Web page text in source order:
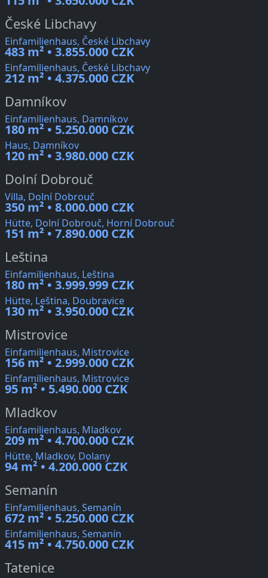
České Libchavy
Einfamilienhaus, České Libchavy
483 m² • 3.855.000 CZK
Einfamilienhaus, České Libchavy
212 m² • 4.375.000 CZK
Damníkov
Einfamilienhaus, Damníkov
180 m² • 5.250.000 CZK
Haus, Damníkov
120 m² • 3.980.000 CZK
Dolní Dobrouč
Villa, Dolní Dobrouč
350 m² • 8.000.000 CZK
Hütte, Dolní Dobrouč, Horní Dobrouč
151 m² • 7.890.000 CZK
Leština
Einfamilienhaus, Leština
180 m² • 3.999.999 CZK
Hütte, Leština, Doubravice
130 m² • 3.950.000 CZK
Mistrovice
Einfamilienhaus, Mistrovice
156 m² • 2.999.000 CZK
Einfamilienhaus, Mistrovice
95 m² • 5.490.000 CZK
Mladkov
Einfamilienhaus, Mladkov
209 m² • 4.700.000 CZK
Hütte, Mladkov, Dolany
94 m² • 4.200.000 CZK
Semanín
Einfamilienhaus, Semanín
672 m² • 5.250.000 CZK
Einfamilienhaus, Semanín
415 m² • 4.750.000 CZK
Tatenice